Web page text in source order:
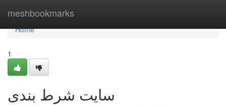
meshbookmarks
Home
Home
1
سایت شرط بندی